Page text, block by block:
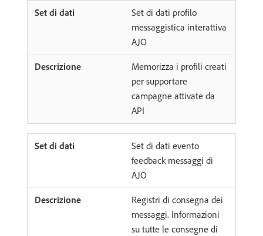
Set di dati profilo
messaggistica interattiva
AJO
Memorizza i profili creati
per supportare
campagne attivate da
API
Set di dati evento
feedback messaggi di
AJO
Registri di consegna dei
messaggi. Informazioni
su tutte le consegne di